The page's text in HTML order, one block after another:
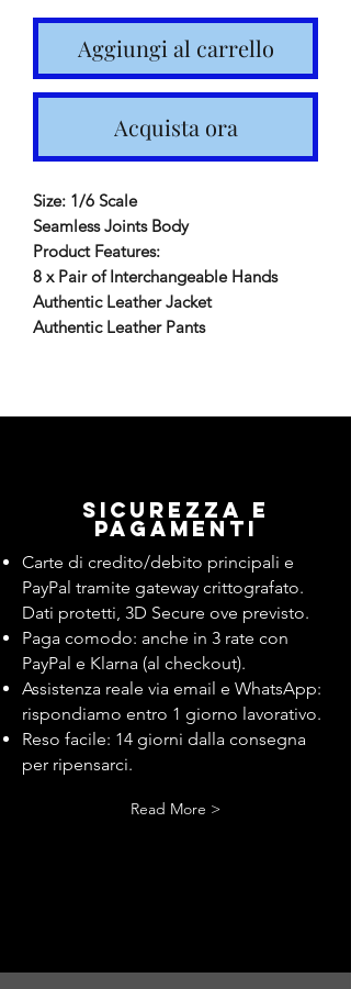
Aggiungi al carrello
Acquista ora
Size: 1/6 Scale
Seamless Joints Body
Product Features:
8 x Pair of Interchangeable Hands
Authentic Leather Jacket
Authentic Leather Pants
Sicurezza e
pagamenti
Carte di credito/debito principali e
PayPal tramite gateway crittografato.
Dati protetti, 3D Secure ove previsto.
Paga comodo: anche in 3 rate con
PayPal e Klarna (al checkout).
Assistenza reale via email e WhatsApp:
rispondiamo entro 1 giorno lavorativo.
Reso facile: 14 giorni dalla consegna
per ripensarci.
Read More >